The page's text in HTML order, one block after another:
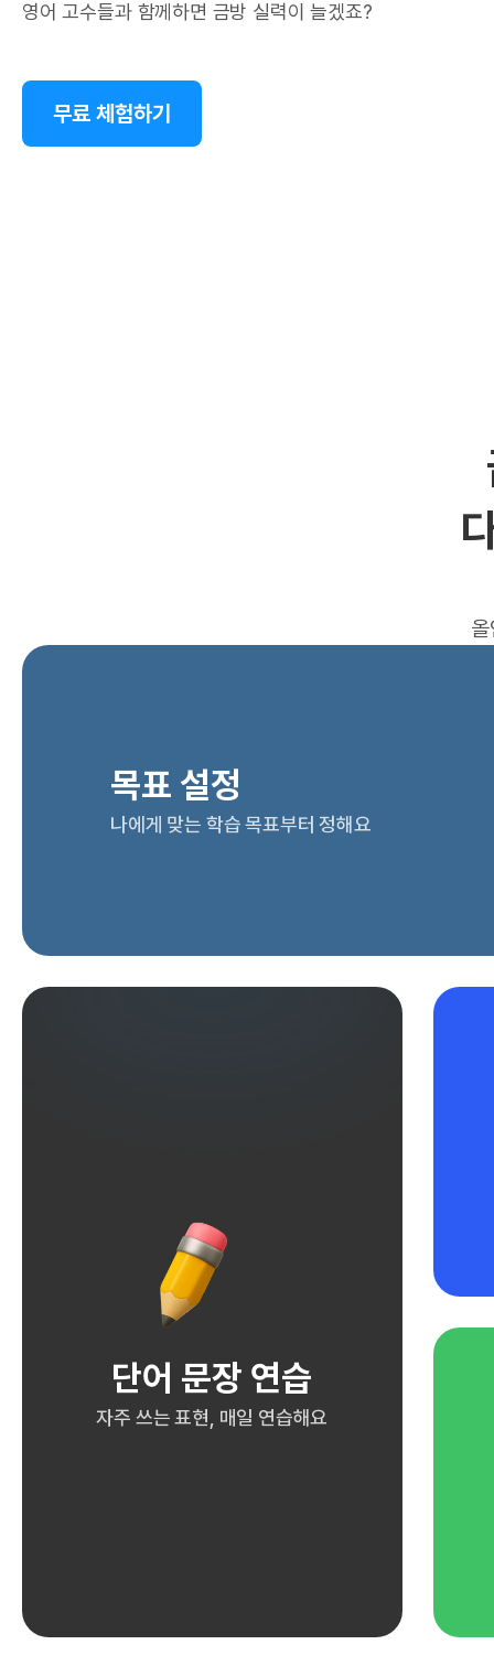
영어 고수들과 함께하면 금방 실력이 늘겠죠?
무료 체험하기
목표 설정
나에게 맞는 학습 목표부터 정해요
단어 문장 연습
자주 쓰는 표현, 매일 연습해요